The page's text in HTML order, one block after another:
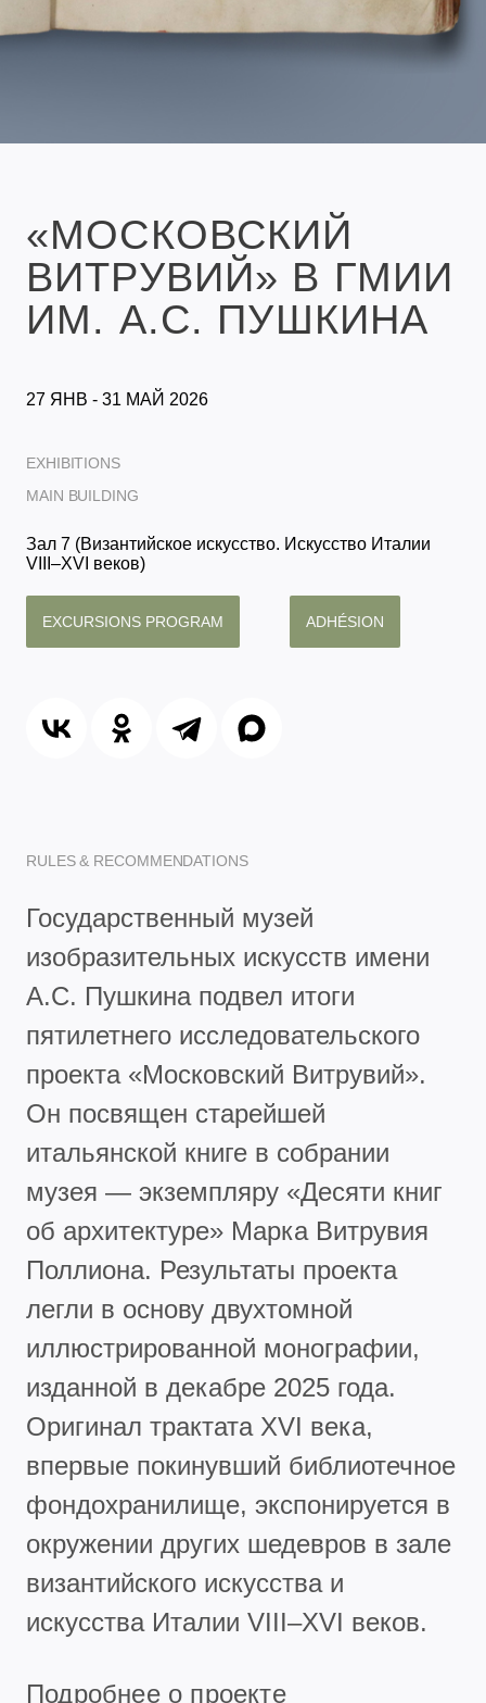
«МОСКОВСКИЙ
ВИТРУВИЙ» В ГМИИ
ИМ. А.С. ПУШКИНА
27 ЯНВ - 31 МАЙ 2026
EXHIBITIONS
MAIN BUILDING
Зал 7 (Византийское искусство. Искусство Италии
VIII–XVI веков)
EXCURSIONS PROGRAM ADHÉSION
RULES & RECOMMENDATIONS
Государственный музей
изобразительных искусств имени
А.С. Пушкина подвел итоги
пятилетнего исследовательского
проекта «Московский Витрувий».
Он посвящен старейшей
итальянской книге в собрании
музея — экземпляру «Десяти книг
об архитектуре» Марка Витрувия
Поллиона. Результаты проекта
легли в основу двухтомной
иллюстрированной монографии,
изданной в декабре 2025 года.
Оригинал трактата XVI века,
впервые покинувший библиотечное
фондохранилище, экспонируется в
окружении других шедевров в зале
византийского искусства и
искусства Италии VIII–XVI веков.
Подробнее о проекте